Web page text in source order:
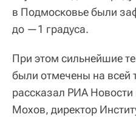
в Подмосковье были
до —1 градуса.
При этом сильнейшие
были отмечены на всей
рассказал РИА
Мохов, директор